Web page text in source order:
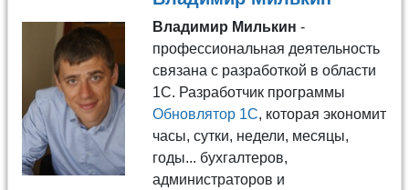
Владимир Милькин -
профессиональная деятельность
связана с разработкой в области
1С. Разработчик программы
Обновлятор 1С, которая экономит
часы, сутки, недели, месяцы,
годы... бухгалтеров,
администраторов и